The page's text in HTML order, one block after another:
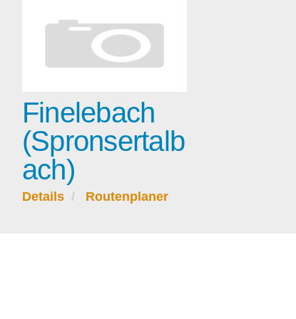
Finelebach
(Spronsertalb
ach)
Details Routenplaner